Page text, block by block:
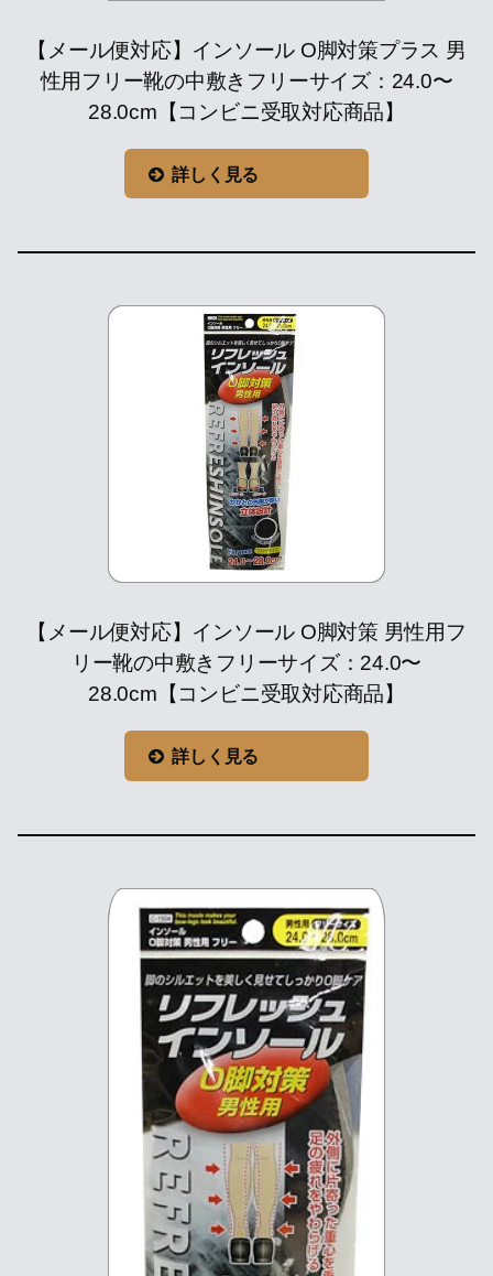
【メール便対応】インソール O脚対策プラス 男
性用フリー靴の中敷きフリーサイズ：24.0〜
28.0cm【コンビニ受取対応商品】
詳しく見る
【メール便対応】インソール O脚対策 男性用フ
リー靴の中敷きフリーサイズ：24.0〜
28.0cm【コンビニ受取対応商品】
詳しく見る